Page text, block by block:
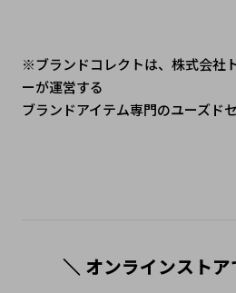
※ブランドコレクトは、株式会社
ーが運営する
ブランドアイテム専門のユーズド
＼ オンラインスト